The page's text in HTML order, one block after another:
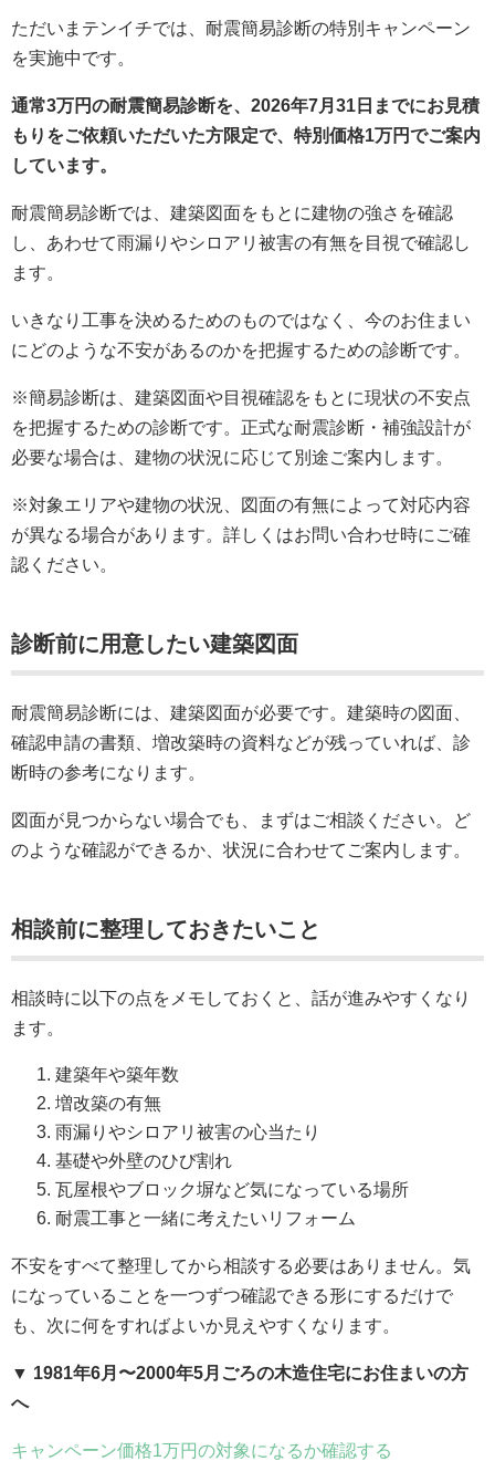
ただいまテンイチでは、耐震簡易診断の特別キャンペーン
を実施中です。
通常3万円の耐震簡易診断を、2026年7月31日までにお見積
もりをご依頼いただいた方限定で、特別価格1万円でご案内
しています。
耐震簡易診断では、建築図面をもとに建物の強さを確認
し、あわせて雨漏りやシロアリ被害の有無を目視で確認し
ます。
いきなり工事を決めるためのものではなく、今のお住まい
にどのような不安があるのかを把握するための診断です。
※簡易診断は、建築図面や目視確認をもとに現状の不安点
を把握するための診断です。正式な耐震診断・補強設計が
必要な場合は、建物の状況に応じて別途ご案内します。
※対象エリアや建物の状況、図面の有無によって対応内容
が異なる場合があります。詳しくはお問い合わせ時にご確
認ください。
診断前に用意したい建築図面
耐震簡易診断には、建築図面が必要です。建築時の図面、
確認申請の書類、増改築時の資料などが残っていれば、診
断時の参考になります。
図面が見つからない場合でも、まずはご相談ください。ど
のような確認ができるか、状況に合わせてご案内します。
相談前に整理しておきたいこと
相談時に以下の点をメモしておくと、話が進みやすくなり
ます。
建築年や築年数
増改築の有無
雨漏りやシロアリ被害の心当たり
基礎や外壁のひび割れ
瓦屋根やブロック塀など気になっている場所
耐震工事と一緒に考えたいリフォーム
不安をすべて整理してから相談する必要はありません。気
になっていることを一つずつ確認できる形にするだけで
も、次に何をすればよいか見えやすくなります。
▼ 1981年6月〜2000年5月ごろの木造住宅にお住まいの方
へ
キャンペーン価格1万円の対象になるか確認する